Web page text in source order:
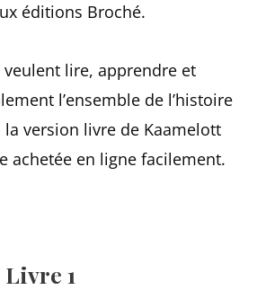
éditions Broché.
lire, apprendre et
l’ensemble de l’histoire
la version livre de Kaamelott
achetée en ligne facilement.
1